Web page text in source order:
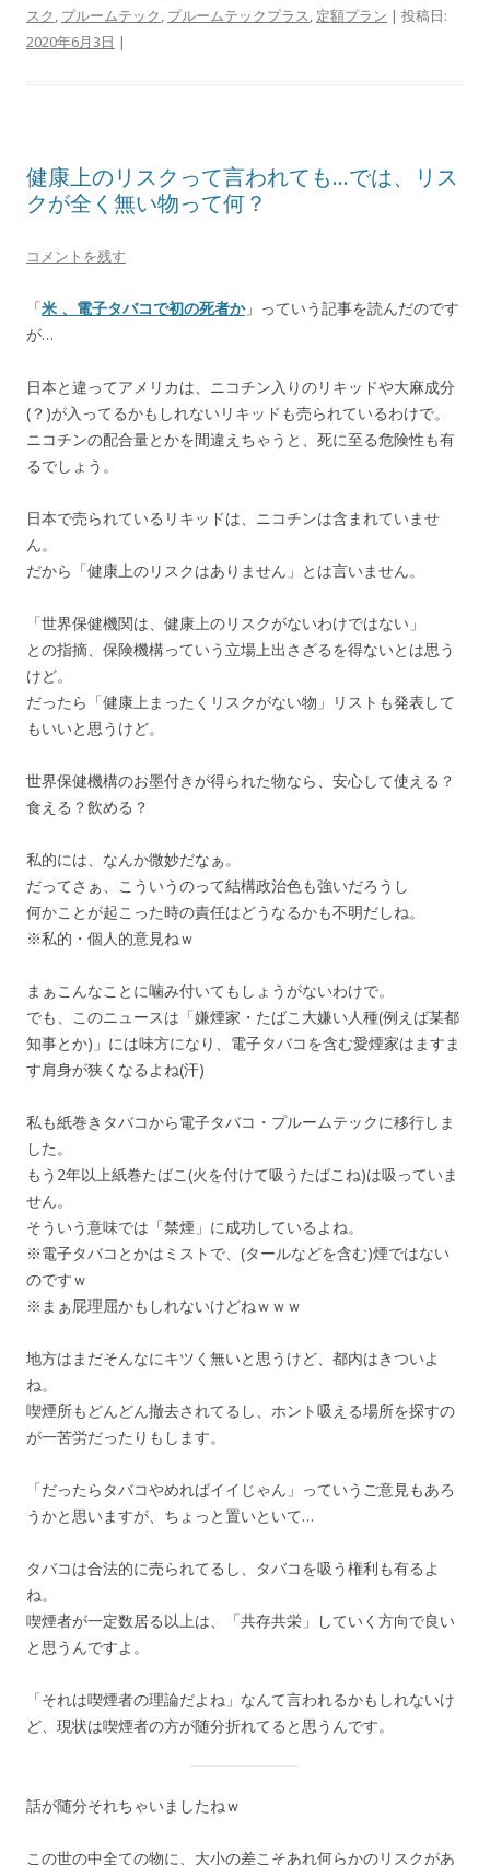
スク, プルームテック, プルームテックプラス, 定額プラン | 投稿日:
2020年6月3日 |
健康上のリスクって言われても…では、リス
クが全く無い物って何？
コメントを残す
「米 、電子タバコで初の死者か」っていう記事を読んだのです
が…
日本と違ってアメリカは、ニコチン入りのリキッドや大麻成分
(？)が入ってるかもしれないリキッドも売られているわけで。
ニコチンの配合量とかを間違えちゃうと、死に至る危険性も有
るでしょう。
日本で売られているリキッドは、ニコチンは含まれていませ
ん。
だから「健康上のリスクはありません」とは言いません。
「世界保健機関は、健康上のリスクがないわけではない」
との指摘、保険機構っていう立場上出さざるを得ないとは思う
けど。
だったら「健康上まったくリスクがない物」リストも発表して
もいいと思うけど。
世界保健機構のお墨付きが得られた物なら、安心して使える？
食える？飲める？
私的には、なんか微妙だなぁ。
だってさぁ、こういうのって結構政治色も強いだろうし
何かことが起こった時の責任はどうなるかも不明だしね。
※私的・個人的意見ねｗ
まぁこんなことに噛み付いてもしょうがないわけで。
でも、このニュースは「嫌煙家・たばこ大嫌い人種(例えば某都
知事とか)」には味方になり、電子タバコを含む愛煙家はますま
す肩身が狭くなるよね(汗)
私も紙巻きタバコから電子タバコ・プルームテックに移行しま
した。
もう2年以上紙巻たばこ(火を付けて吸うたばこね)は吸っていま
せん。
そういう意味では「禁煙」に成功しているよね。
※電子タバコとかはミストで、(タールなどを含む)煙ではない
のですｗ
※まぁ屁理屈かもしれないけどねｗｗｗ
地方はまだそんなにキツく無いと思うけど、都内はきついよ
ね。
喫煙所もどんどん撤去されてるし、ホント吸える場所を探すの
が一苦労だったりもします。
「だったらタバコやめればイイじゃん」っていうご意見もあろ
うかと思いますが、ちょっと置いといて…
タバコは合法的に売られてるし、タバコを吸う権利も有るよ
ね。
喫煙者が一定数居る以上は、「共存共栄」していく方向で良い
と思うんですよ。
「それは喫煙者の理論だよね」なんて言われるかもしれないけ
ど、現状は喫煙者の方が随分折れてると思うんです。
話が随分それちゃいましたねｗ
この世の中全ての物に、大小の差こそあれ何らかのリスクがあ